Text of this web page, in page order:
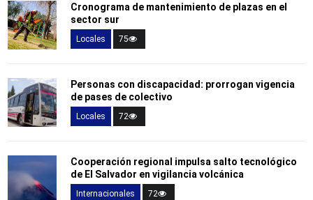
Cronograma de mantenimiento de plazas en el
sector sur
Locales 75
Personas con discapacidad: prorrogan vigencia
de pases de colectivo
Locales 72
Cooperación regional impulsa salto tecnológico
de El Salvador en vigilancia volcánica
Internacionales 72